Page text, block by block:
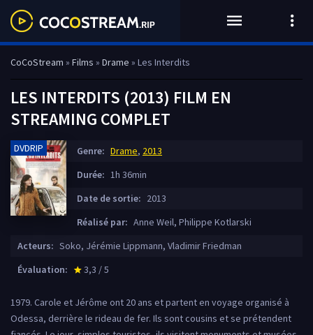
CoCoStream » Films » Drame » Les Interdits
LES INTERDITS (2013) FILM EN
STREAMING COMPLET
DVDRIP Genre: Drame, 2013
Durée: 1h 36min
Date de sortie: 2013
Réalisé par: Anne Weil, Philippe Kotlarski
Acteurs: Soko, Jérémie Lippmann, Vladimir Friedman
Évaluation:
star_rate
3,3 / 5
1979. Carole et Jérôme ont 20 ans et partent en voyage organisé à
Odessa, derrière le rideau de fer. Ils sont cousins et se prétendent